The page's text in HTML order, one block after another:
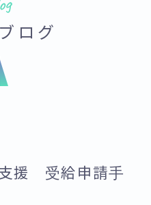
ログ
援 受給申請手